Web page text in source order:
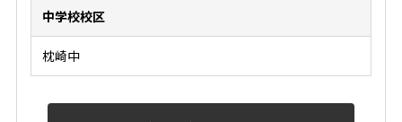
中学校校区
枕崎中